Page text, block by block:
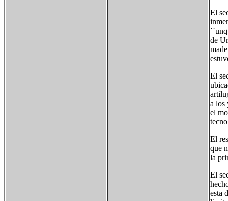
El
de
El
a los
el
El
que
la
El
esta